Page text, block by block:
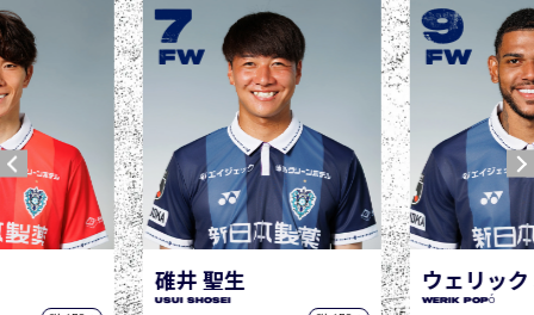
ウェリック ポポ
WERIK POPÓ
9
FW
城後 寿
JOGO Hisashi
10
FW